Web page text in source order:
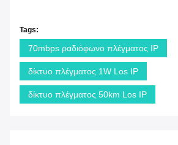
Tags:
70mbps ραδιόφωνο πλέγματος IP
δίκτυο πλέγματος 1W Los IP
δίκτυο πλέγματος 50km Los IP